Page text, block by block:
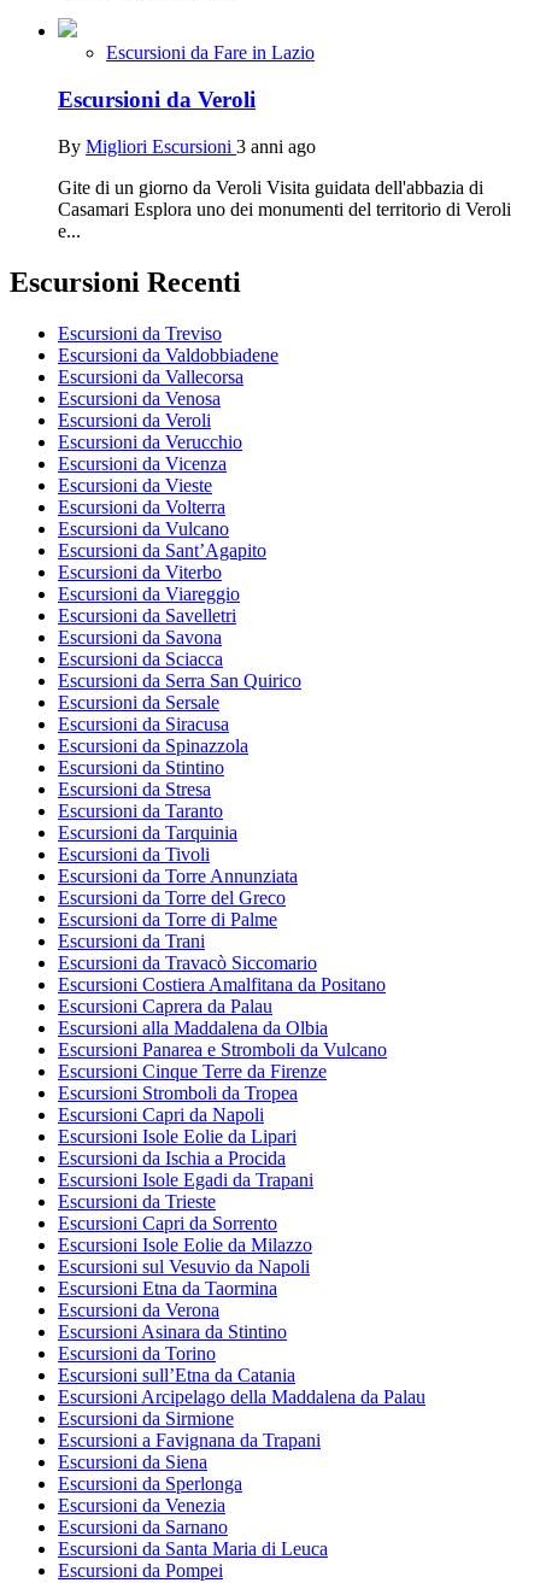
Escursioni da Fare in Lazio
Escursioni da Veroli
By Migliori Escursioni 3 anni ago
Gite di un giorno da Veroli Visita guidata dell'abbazia di
Casamari Esplora uno dei monumenti del territorio di Veroli
e...
Escursioni Recenti
Escursioni da Treviso
Escursioni da Valdobbiadene
Escursioni da Vallecorsa
Escursioni da Venosa
Escursioni da Veroli
Escursioni da Verucchio
Escursioni da Vicenza
Escursioni da Vieste
Escursioni da Volterra
Escursioni da Vulcano
Escursioni da Sant’Agapito
Escursioni da Viterbo
Escursioni da Viareggio
Escursioni da Savelletri
Escursioni da Savona
Escursioni da Sciacca
Escursioni da Serra San Quirico
Escursioni da Sersale
Escursioni da Siracusa
Escursioni da Spinazzola
Escursioni da Stintino
Escursioni da Stresa
Escursioni da Taranto
Escursioni da Tarquinia
Escursioni da Tivoli
Escursioni da Torre Annunziata
Escursioni da Torre del Greco
Escursioni da Torre di Palme
Escursioni da Trani
Escursioni da Travacò Siccomario
Escursioni Costiera Amalfitana da Positano
Escursioni Caprera da Palau
Escursioni alla Maddalena da Olbia
Escursioni Panarea e Stromboli da Vulcano
Escursioni Cinque Terre da Firenze
Escursioni Stromboli da Tropea
Escursioni Capri da Napoli
Escursioni Isole Eolie da Lipari
Escursioni da Ischia a Procida
Escursioni Isole Egadi da Trapani
Escursioni da Trieste
Escursioni Capri da Sorrento
Escursioni Isole Eolie da Milazzo
Escursioni sul Vesuvio da Napoli
Escursioni Etna da Taormina
Escursioni da Verona
Escursioni Asinara da Stintino
Escursioni da Torino
Escursioni sull’Etna da Catania
Escursioni Arcipelago della Maddalena da Palau
Escursioni da Sirmione
Escursioni a Favignana da Trapani
Escursioni da Siena
Escursioni da Sperlonga
Escursioni da Venezia
Escursioni da Sarnano
Escursioni da Santa Maria di Leuca
Escursioni da Pompei